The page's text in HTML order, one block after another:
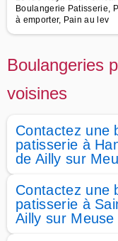
Boulangerie Patisserie,
à emporter, Pain au lev
Boulangeries
voisines
Contactez une
patisserie à
de Ailly sur
Contactez une
patisserie à
Ailly sur Meuse